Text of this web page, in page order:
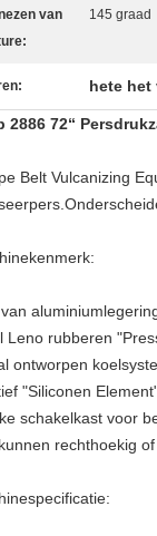
van
145 graad
hete het
2886 72“
Belt Vulcanizing
Leno rubberen
ontworpen
"Siliconen
schakelkast voor
rechthoekig